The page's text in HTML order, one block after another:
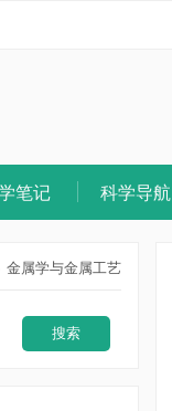
笔记 科学导航
金属学与金属工艺
搜索